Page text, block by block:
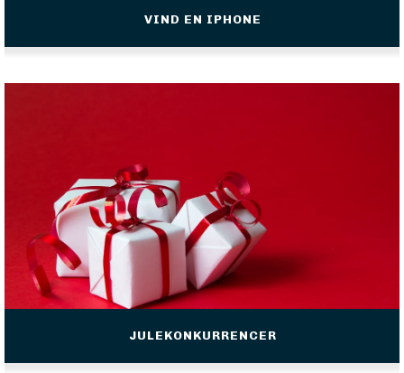
VIND EN IPHONE
JULEKONKURRENCER